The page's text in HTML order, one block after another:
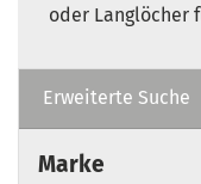
oder Langlöcher
Erweiterte Suche
Marke